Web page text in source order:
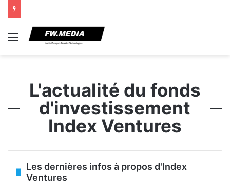
Menu
L'actualité du fonds
d'investissement
Index Ventures
Les dernières infos à propos d'Index
Ventures